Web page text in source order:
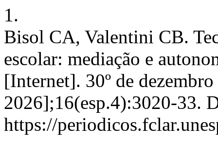
1.
Bisol CA, Valentini CB.
escolar: mediação e
[Internet]. 30º de
2026];16(esp.4):3020-33.
https://